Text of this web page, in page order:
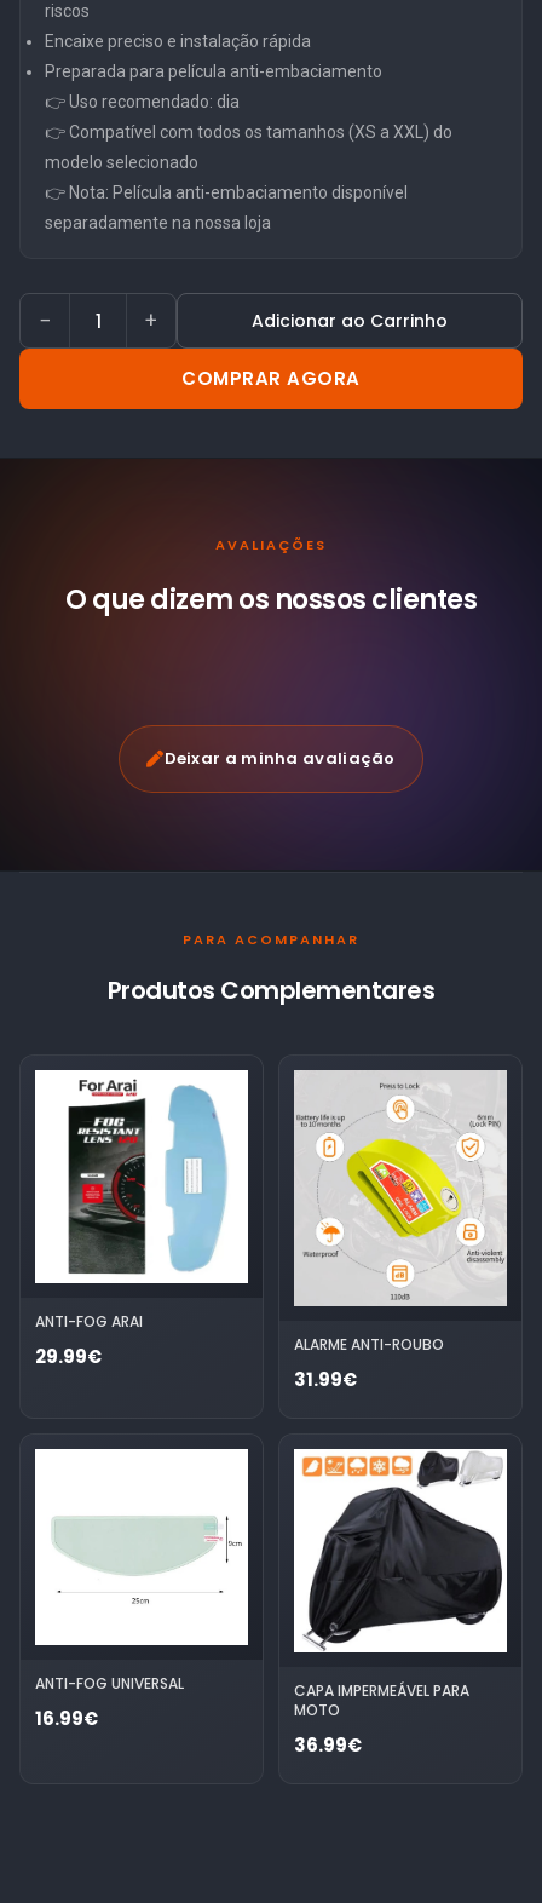
riscos
Encaixe preciso e instalação rápida
Preparada para película anti-embaciamento
👉 Uso recomendado: dia
👉 Compatível com todos os tamanhos (XS a XXL) do
modelo selecionado
👉 Nota: Película anti-embaciamento disponível
separadamente na nossa loja
− + Adicionar ao Carrinho
COMPRAR AGORA
AVALIAÇÕES
O que dizem os nossosclientes
Deixar a minha avaliação
PARA ACOMPANHAR
Produtos Complementares
ANTI-FOG ARAI
29.99€ ALARME ANTI-ROUBO
31.99€
ANTI-FOG UNIVERSAL
16.99€
CAPA IMPERMEÁVEL PARA
MOTO
36.99€